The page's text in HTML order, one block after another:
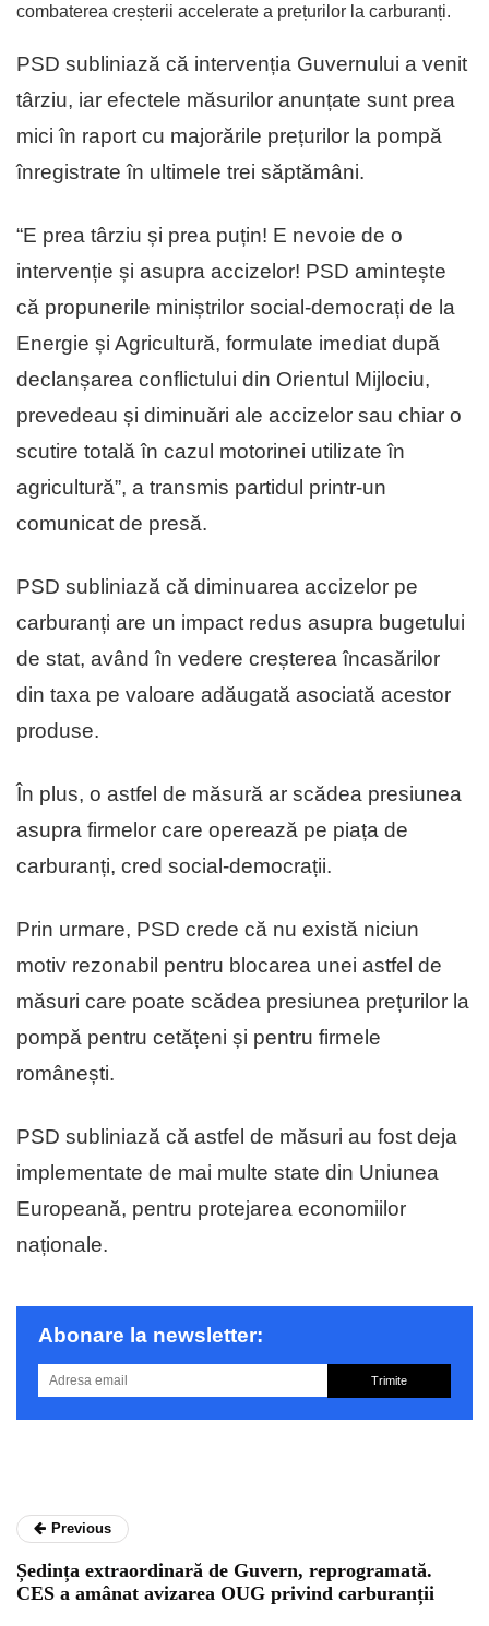
combaterea creșterii accelerate a prețurilor la carburanți.
PSD subliniază că intervenția Guvernului a venit
târziu, iar efectele măsurilor anunțate sunt prea
mici în raport cu majorările prețurilor la pompă
înregistrate în ultimele trei săptămâni.
“​E prea târziu și prea puțin! E nevoie de o
intervenție și asupra accizelor! ​PSD amintește
că propunerile miniștrilor social-democrați de la
Energie și Agricultură, formulate imediat după
declanșarea conflictului din Orientul Mijlociu,
prevedeau și diminuări ale accizelor sau chiar o
scutire totală în cazul motorinei utilizate în
agricultură”, a transmis partidul printr-un
comunicat de presă.
PSD subliniază că diminuarea accizelor pe
carburanți are un impact redus asupra bugetului
de stat, având în vedere creșterea încasărilor
din taxa pe valoare adăugată asociată acestor
produse.
În plus, o astfel de măsură ar scădea presiunea
asupra firmelor care operează pe piața de
carburanți, cred social-democrații.
​Prin urmare, PSD crede că nu există niciun
motiv rezonabil pentru blocarea unei astfel de
măsuri care poate scădea presiunea prețurilor la
pompă pentru cetățeni și pentru firmele
românești.
​PSD subliniază că astfel de măsuri au fost deja
implementate de mai multe state din Uniunea
Europeană, pentru protejarea economiilor
naționale.
Abonare la newsletter:
Trimite
Previous
Ședința extraordinară de Guvern, reprogramată.
CES a amânat avizarea OUG privind carburanții